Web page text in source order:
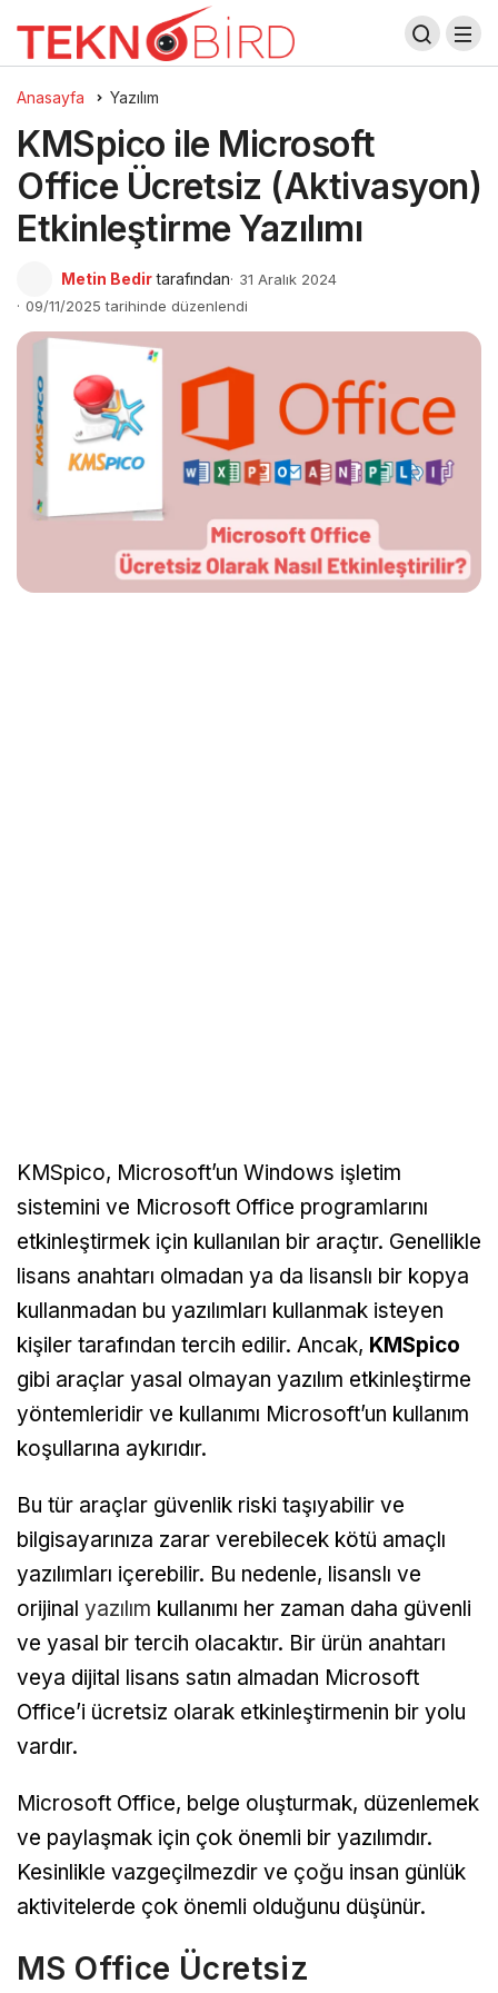
Anasayfa Yazılım
KMSpico ile Microsoft
Office Ücretsiz (Aktivasyon)
Etkinleştirme Yazılımı
Metin Bedir tarafından
31 Aralık 2024
09/11/2025 tarihinde düzenlendi
KMSpico, Microsoft’un Windows işletim
sistemini ve Microsoft Office programlarını
etkinleştirmek için kullanılan bir araçtır. Genellikle
lisans anahtarı olmadan ya da lisanslı bir kopya
kullanmadan bu yazılımları kullanmak isteyen
kişiler tarafından tercih edilir. Ancak, KMSpico
gibi araçlar yasal olmayan yazılım etkinleştirme
yöntemleridir ve kullanımı Microsoft’un kullanım
koşullarına aykırıdır.
Bu tür araçlar güvenlik riski taşıyabilir ve
bilgisayarınıza zarar verebilecek kötü amaçlı
yazılımları içerebilir. Bu nedenle, lisanslı ve
orijinal yazılım kullanımı her zaman daha güvenli
ve yasal bir tercih olacaktır. Bir ürün anahtarı
veya dijital lisans satın almadan Microsoft
Office’i ücretsiz olarak etkinleştirmenin bir yolu
vardır.
Microsoft Office, belge oluşturmak, düzenlemek
ve paylaşmak için çok önemli bir yazılımdır.
Kesinlikle vazgeçilmezdir ve çoğu insan günlük
aktivitelerde çok önemli olduğunu düşünür.
MS Office Ücretsiz